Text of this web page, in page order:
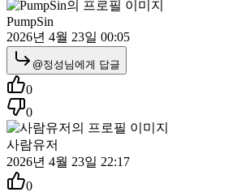
PumpSin
2026년 4월 23일 00:05
@정성 님에게 답글
0
0
사람유저
2026년 4월 23일 22:17
0